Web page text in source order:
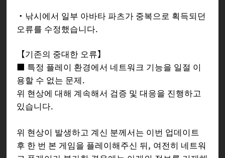
・낚시에서 일부 아바타 파츠가 중복으로 획득되던
오류를 수정했습니다.
【기존의 중대한 오류】
■ 특정 플레이 환경에서 네트워크 기능을 일절 이
용할 수 없는 문제.
위 현상에 대해 계속해서 검증 및 대응을 진행하고
있습니다.
위 현상이 발생하고 계신 분께서는 이번 업데이트
후 한 번 본 게임을 플레이해주신 뒤, 여전히 네트워